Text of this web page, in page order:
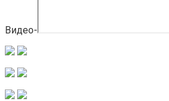
Видео-